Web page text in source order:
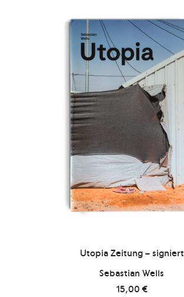
Utopia Zeitung – signiert
Sebastian Wells
15,00€